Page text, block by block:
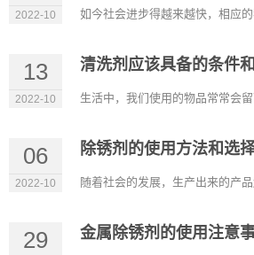
2022-10
13
2022-10
06
2022-10
除锈剂的使用方法和选
29 金属除锈剂的使用注意